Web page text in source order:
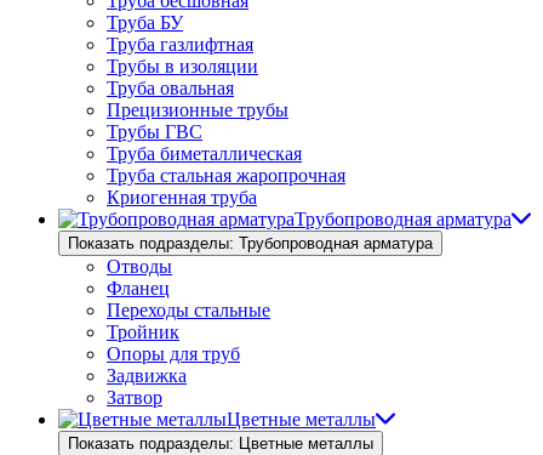
Труба БУ
Труба газлифтная
Трубы в изоляции
Труба овальная
Прецизионные трубы
Трубы ГВС
Труба биметаллическая
Труба стальная жаропрочная
Криогенная труба
Трубопроводная арматура
Показать подразделы: Трубопроводная арматура
Отводы
Фланец
Переходы стальные
Тройник
Опоры для труб
Задвижка
Затвор
Цветные металлы
Показать подразделы: Цветные металлы